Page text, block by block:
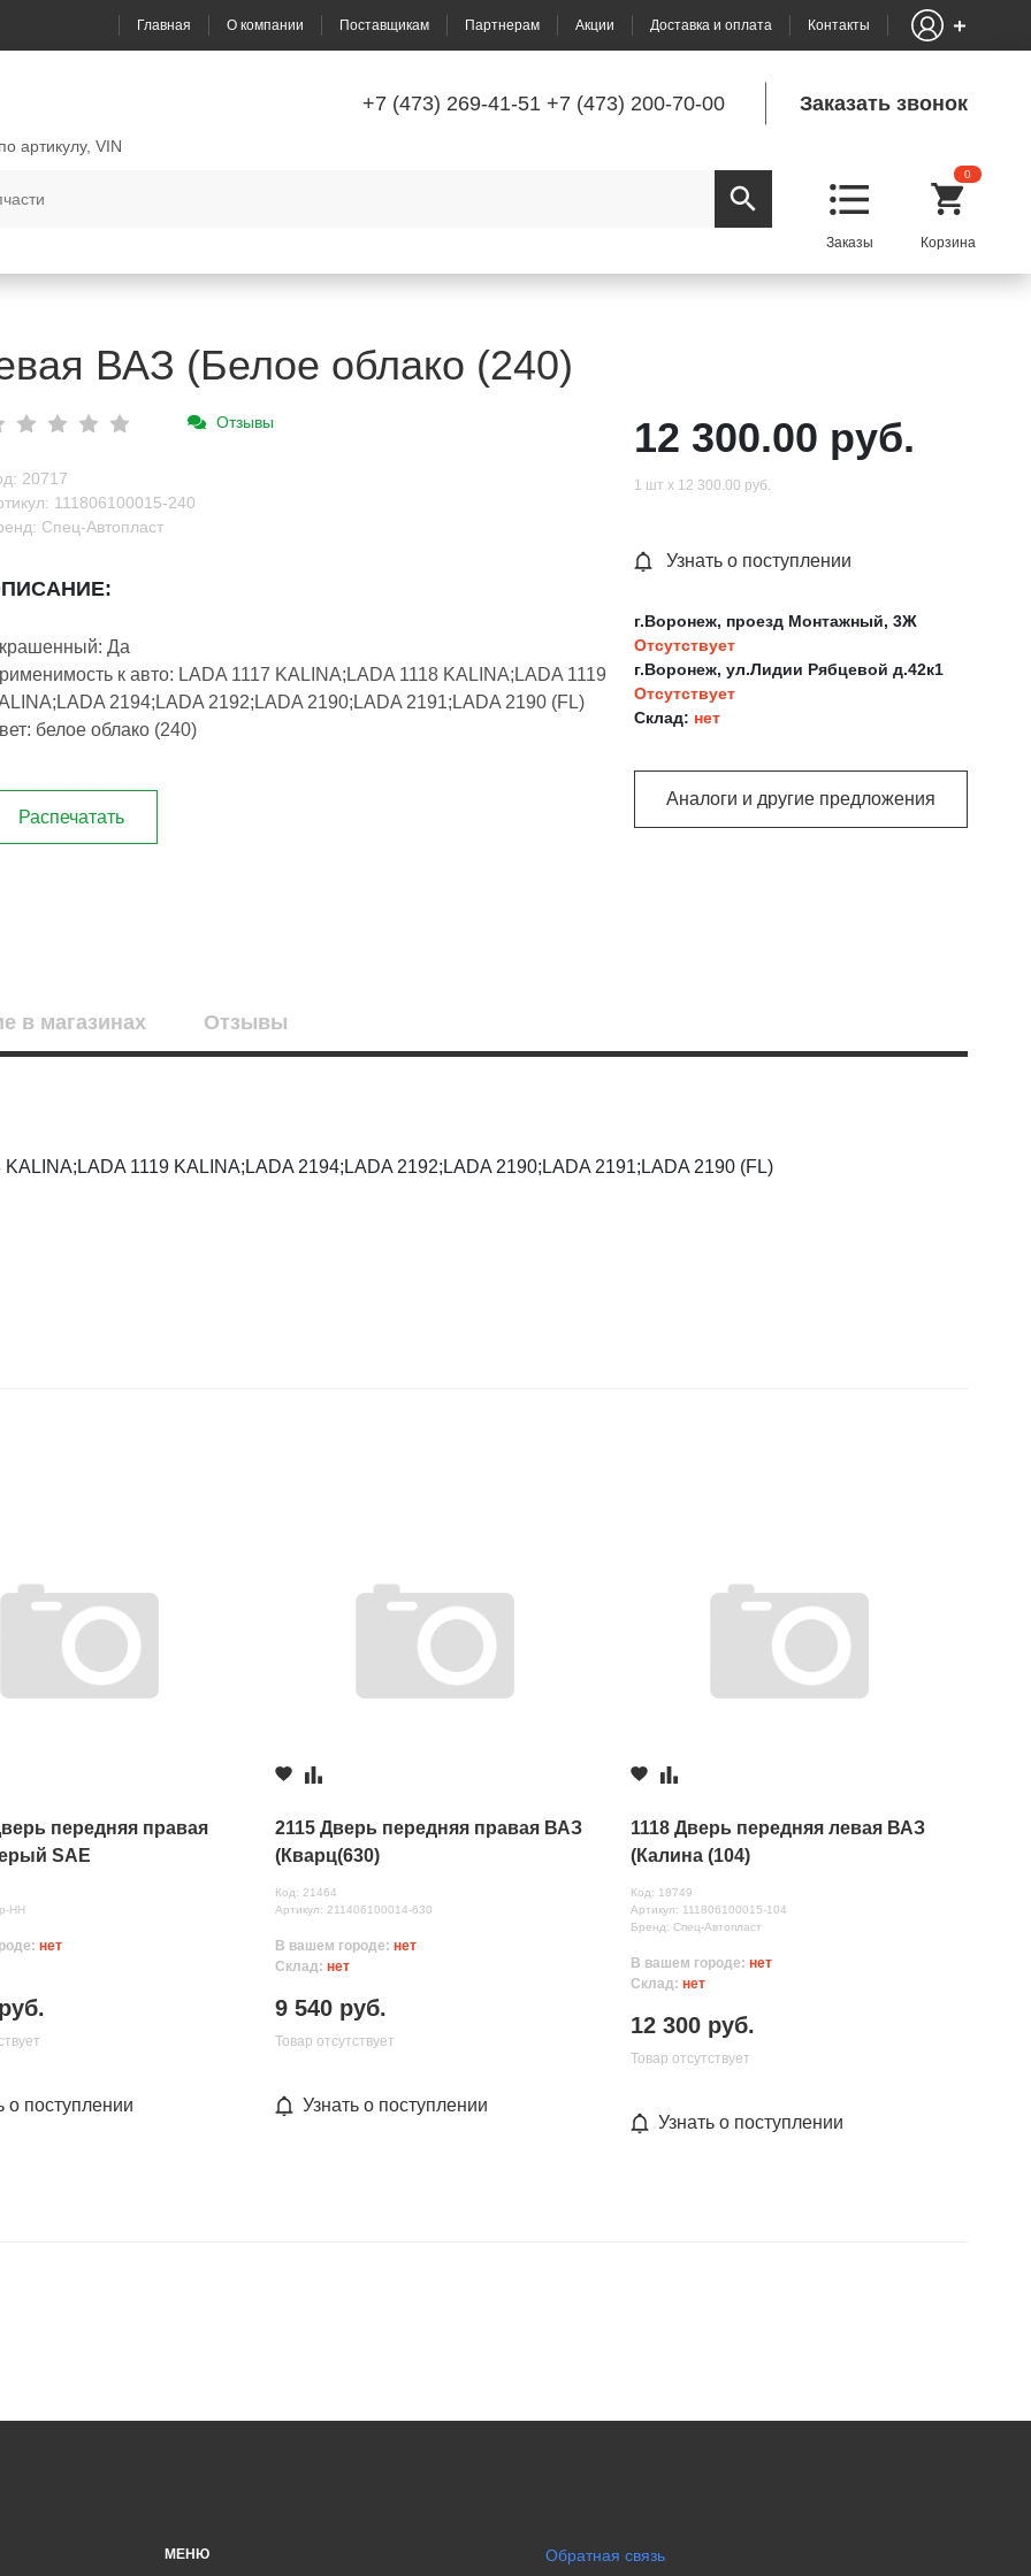
Главная О компании Поставщикам Партнерам Акции Доставка и оплата Контакты
+7 (473) 269-41-51 +7 (473) 200-70-00 Заказать звонок
по артикулу, VIN
0
ВАЗ (Белое облако (240)
Отзывы
20717
111806100015-240
Спец-Автопласт
Да
к авто: LADA 1117 KALINA;LADA 1118 KALINA;LADA 1119
2194;LADA 2192;LADA 2190;LADA 2191;LADA 2190 (FL)
белое облако (240)
Распечатать
12 300.00 руб.
1 шт х 12 300.00 руб.
Узнать о поступлении
г.Воронеж, проезд Монтажный, 3Ж
Отсутствует
г.Воронеж, ул.Лидии Рябцевой д.42к1
Отсутствует
Склад: нет
Аналоги и другие предложения
в магазинах Отзывы
1119 KALINA;LADA 2194;LADA 2192;LADA 2190;LADA 2191;LADA 2190 (FL)
передняя правая
SAE
НН
нет
о поступлении
2115 Дверь передняя правая ВАЗ
(Кварц(630)
Код: 21464
Артикул: 211406100014-630
В вашем городе: нет
Склад: нет
9 540 руб.
Товар отсутствует
Узнать о поступлении
1118 Дверь передняя левая ВАЗ
(Калина (104)
Код: 18749
Артикул: 111806100015-104
Бренд: Спец-Автопласт
В вашем городе: нет
Склад: нет
12 300 руб.
Товар отсутствует
Узнать о поступлении
МЕНЮ Обратная связь